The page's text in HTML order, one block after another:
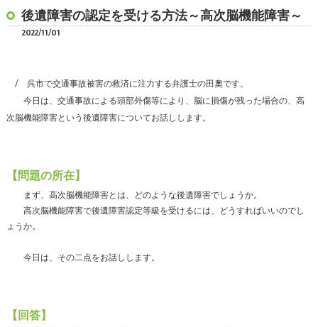
後遺障害の認定を受ける方法～高次脳機能障害～
2022/11/01
呉市で交通事故被害の救済に注力する弁護士の田奧です。
今日は、交通事故による頭部外傷等により、脳に損傷が残った場合の、高
次脳機能障害という後遺障害についてお話しします。
【問題の所在】
まず、高次脳機能障害とは、どのような後遺障害でしょうか。
高次脳機能障害で後遺障害認定等級を受けるには、どうすればいいのでし
ょうか。
今日は、その二点をお話しします。
【回答】